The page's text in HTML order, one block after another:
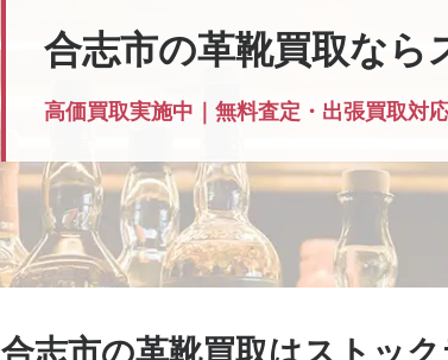
合志市の革靴買取なら
高価買取実施中｜無料査定・出張買取対
合志市の革靴買取はストッ